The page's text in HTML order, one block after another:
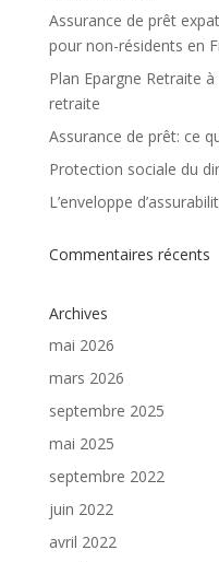
Assurance de prêt
pour non-résidents en
Plan Epargne Retraite
retraite
Assurance de prêt: ce
Protection sociale du
L’enveloppe
Commentaires récents
Archives
mai 2026
mars 2026
septembre 2025
mai 2025
septembre 2022
juin 2022
avril 2022